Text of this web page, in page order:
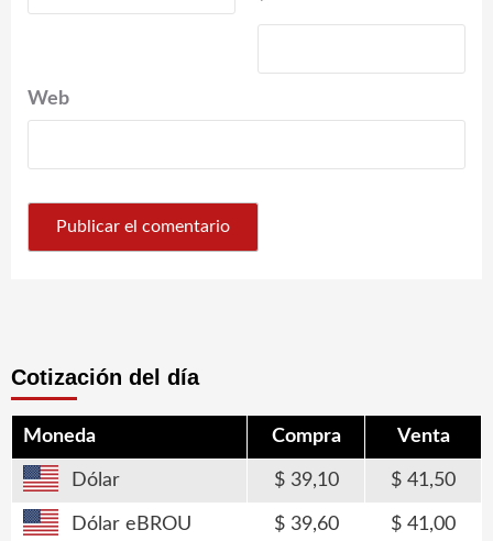
Web
Cotización del día
Moneda Compra Venta
Dólar 39,10 41,50
Dólar eBROU 39,60 41,00